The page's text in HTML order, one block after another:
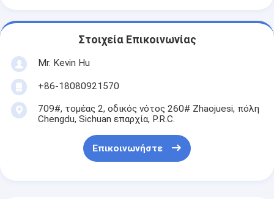
Στοιχεία Επικοινωνίας
Mr. Kevin Hu
+86-18080921570
709#, τομέας 2, οδικός νότος 260# Zhaojuesi, πόλη
Chengdu, Sichuan επαρχία, P.R.C.
Επικοινωνήστε